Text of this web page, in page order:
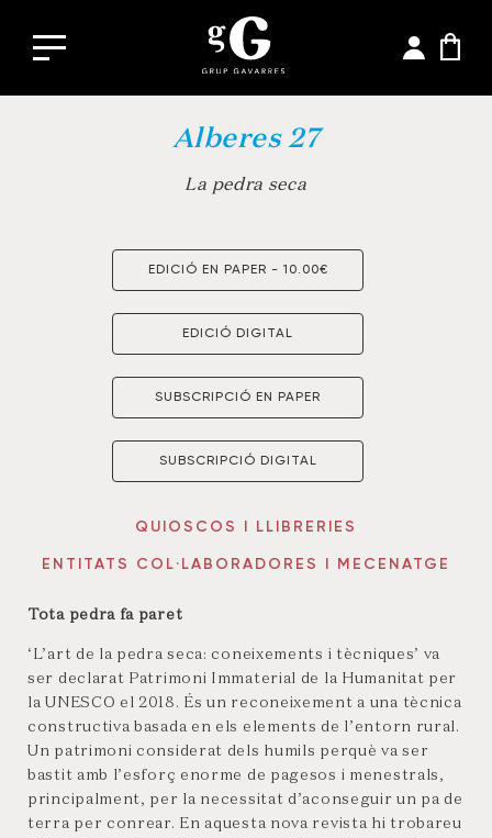
Alberes 27
La pedra seca
EDICIÓ EN PAPER - 10.00€
EDICIÓ DIGITAL
SUBSCRIPCIÓ EN PAPER
SUBSCRIPCIÓ DIGITAL
QUIOSCOS I LLIBRERIES
ENTITATS COL·LABORADORES I MECENATGE
Tota pedra fa paret
‘L’art de la pedra seca: coneixements i tècniques’ va
ser declarat Patrimoni Immaterial de la Humanitat per
la UNESCO el 2018. És un reconeixement a una tècnica
constructiva basada en els elements de l’entorn rural.
Un patrimoni considerat dels humils perquè va ser
bastit amb l’esforç enorme de pagesos i menestrals,
principalment, per la necessitat d’aconseguir un pa de
terra per conrear. En aquesta nova revista hi trobareu